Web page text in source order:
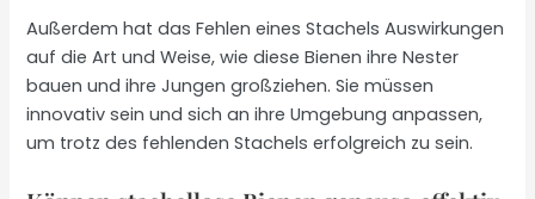
Außerdem hat das Fehlen eines Stachels Auswirkungen
auf die Art und Weise, wie diese Bienen ihre Nester
bauen und ihre Jungen großziehen. Sie müssen
innovativ sein und sich an ihre Umgebung anpassen,
um trotz des fehlenden Stachels erfolgreich zu sein.